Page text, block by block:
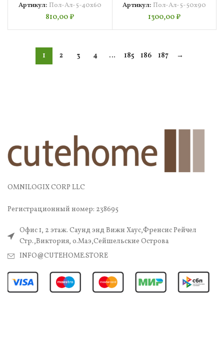
Артикул: Пол-Ал-5-40х60
810,00₽
Артикул: Пол-Ал-5-50х90
1300,00₽
1 2 3 4 … 185 186 187 →
OMNILOGIX CORP LLC
Регистрационный номер: 238695
Офис 1, 2 этаж. Саунд энд Вижн Хаус,Френсис Рейчел
Стр.,Виктория, о.Маэ,Сейшельские Острова
INFO@CUTEHOME.STORE